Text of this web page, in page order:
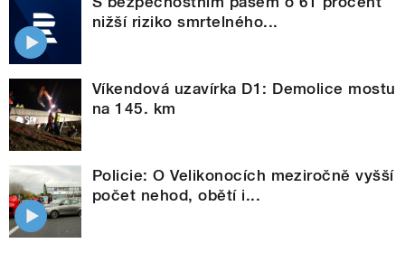
nižší riziko smrtelného...
Víkendová uzavírka D1: Demolice mostu
na 145. km
Policie: O Velikonocích meziročně vyšší
počet nehod, obětí i...